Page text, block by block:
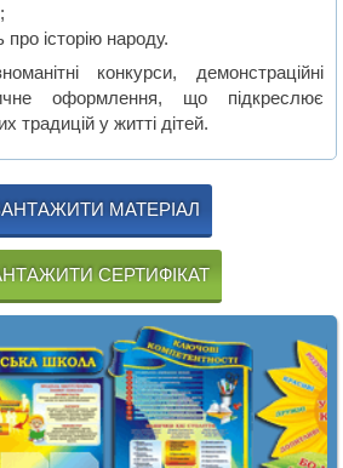
про історію народу.
конкурси, демонстраційні
оформлення, що підкреслює
традицій у житті дітей.
МАТЕРІАЛ
СЕРТИФІКАТ